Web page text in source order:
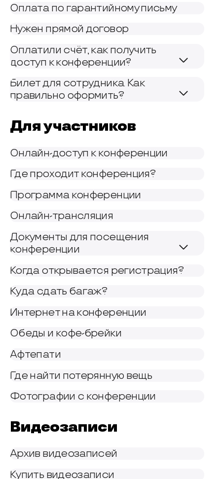
Оплата по гарантийному письму
Нужен прямой договор
Оплатили счёт, как получить
доступ к конференции?
Билет для сотрудника. Как
правильно оформить?
Для участников
Онлайн-доступ к конференции
Где проходит конференция?
Программа конференции
Онлайн-трансляция
Документы для посещения
конференции
Когда открывается регистрация?
Куда сдать багаж?
Интернет на конференции
Обеды и кофе-брейки
Афтепати
Где найти потерянную вещь
Фотографии с конференции
Видеозаписи
Архив видеозаписей
Купить видеозаписи